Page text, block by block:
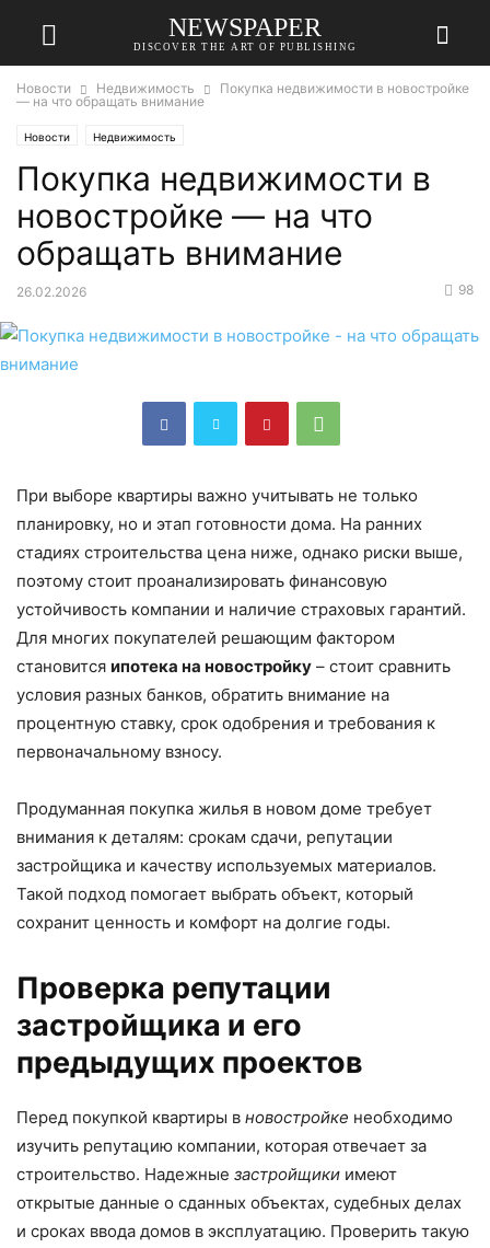
NEWSPAPER
DISCOVER THE ART OF PUBLISHING
Новости Недвижимость
Покупка недвижимости в новостройке
— на что обращать внимание
Новости Недвижимость
Покупка недвижимости в
новостройке — на что
обращать внимание
26.02.2026 98
При выборе квартиры важно учитывать не только
планировку, но и этап готовности дома. На ранних
стадиях строительства цена ниже, однако риски выше,
поэтому стоит проанализировать финансовую
устойчивость компании и наличие страховых гарантий.
Для многих покупателей решающим фактором
становится ипотека на новостройку – стоит сравнить
условия разных банков, обратить внимание на
процентную ставку, срок одобрения и требования к
первоначальному взносу.
Продуманная покупка жилья в новом доме требует
внимания к деталям: срокам сдачи, репутации
застройщика и качеству используемых материалов.
Такой подход помогает выбрать объект, который
сохранит ценность и комфорт на долгие годы.
Проверка репутации
застройщика и его
предыдущих проектов
Перед покупкой квартиры в новостройке необходимо
изучить репутацию компании, которая отвечает за
строительство. Надежные застройщики имеют
открытые данные о сданных объектах, судебных делах
и сроках ввода домов в эксплуатацию. Проверить такую